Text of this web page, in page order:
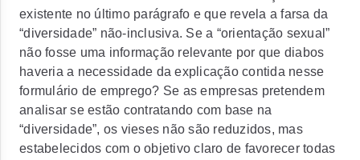
existente no último parágrafo e que revela a farsa da
“diversidade” não-inclusiva. Se a “orientação sexual”
não fosse uma informação relevante por que diabos
haveria a necessidade da explicação contida nesse
formulário de emprego? Se as empresas pretendem
analisar se estão contratando com base na
“diversidade”, os vieses não são reduzidos, mas
estabelecidos com o objetivo claro de favorecer todas